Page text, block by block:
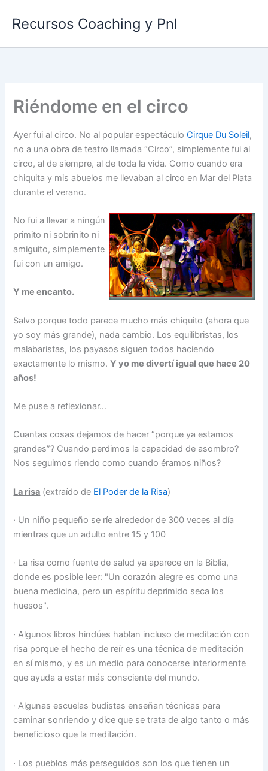
Recursos Coaching y Pnl
Riéndome en el circo
Ayer fui al circo. No al popular espectáculoCirque Du Soleil,
no a una obra de teatro llamada “Circo”, simplemente fui al
circo, al de siempre, al de toda la vida. Como cuando era
chiquita y mis abuelos me llevaban al circo en Mar del Plata
durante el verano.
No fui a llevar a ningún
primito ni sobrinito ni
amiguito, simplemente
fui con un amigo.
Y me encanto.
Salvo porque todo parece mucho más chiquito (ahora que
yo soy más grande), nada cambio. Los equilibristas, los
malabaristas, los payasos siguen todos haciendo
exactamente lo mismo.Y yo me divertí igual que hace 20
años!
Me puse a reflexionar…
Cuantas cosas dejamos de hacer “porque ya estamos
grandes”? Cuando perdimos la capacidad de asombro?
Nos seguimos riendo como cuando éramos niños?
La risa (extraído de El Poder de la Risa)
· Un niño pequeño se ríe alrededor de 300 veces al día
mientras que un adulto entre 15 y 100
· La risa como fuente de salud ya aparece en la Biblia,
donde es posible leer: "Un corazón alegre es como una
buena medicina, pero un espíritu deprimido seca los
huesos".
· Algunos libros hindúes hablan incluso de meditación con
risa porque el hecho de reír es una técnica de meditación
en sí mismo, y es un medio para conocerse interiormente
que ayuda a estar más consciente del mundo.
· Algunas escuelas budistas enseñan técnicas para
caminar sonriendo y dice que se trata de algo tanto o más
beneficioso que la meditación.
· Los pueblos más perseguidos son los que tienen un